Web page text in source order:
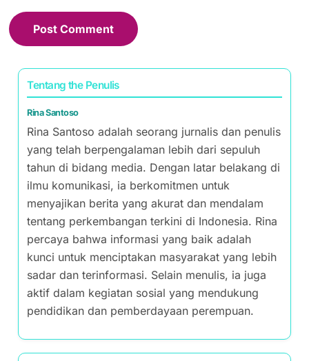
Tentang the Penulis
Rina Santoso
Rina Santoso adalah seorang jurnalis dan penulis
yang telah berpengalaman lebih dari sepuluh
tahun di bidang media. Dengan latar belakang di
ilmu komunikasi, ia berkomitmen untuk
menyajikan berita yang akurat dan mendalam
tentang perkembangan terkini di Indonesia. Rina
percaya bahwa informasi yang baik adalah
kunci untuk menciptakan masyarakat yang lebih
sadar dan terinformasi. Selain menulis, ia juga
aktif dalam kegiatan sosial yang mendukung
pendidikan dan pemberdayaan perempuan.